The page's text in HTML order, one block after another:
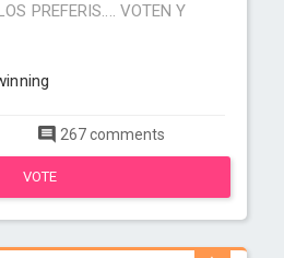
PREFERIS.... VOTEN Y
267 comments
VOTE